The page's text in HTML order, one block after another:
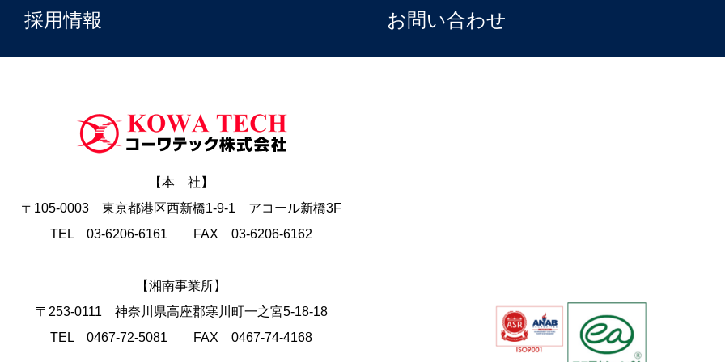
採用情報 お問い合わせ
【本 社】
〒105-0003 東京都港区西新橋1-9-1 アコール新橋3F
TEL 03-6206-6161 FAX 03-6206-6162
【湘南事業所】
〒253-0111 神奈川県高座郡寒川町一之宮5-18-18
TEL 0467-72-5081 FAX 0467-74-4168